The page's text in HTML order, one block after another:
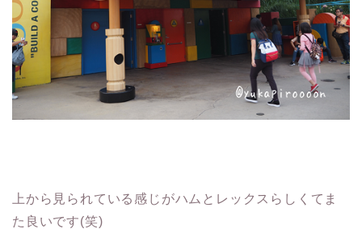
上から見られている感じがハムとレックスらしくてま
た良いです(笑)